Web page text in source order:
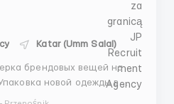
Katar (Umm Salal)